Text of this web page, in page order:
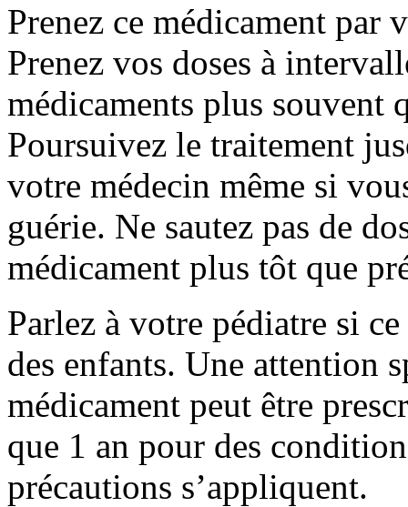
Prenez ce médicament par
Prenez vos doses à
médicaments plus souvent
Poursuivez le traitement
votre médecin même si
guérie. Ne sautez pas de
médicament plus tôt que
Parlez à votre pédiatre si
des enfants. Une attention
médicament peut être
que 1 an pour des
précautions s’appliquent.